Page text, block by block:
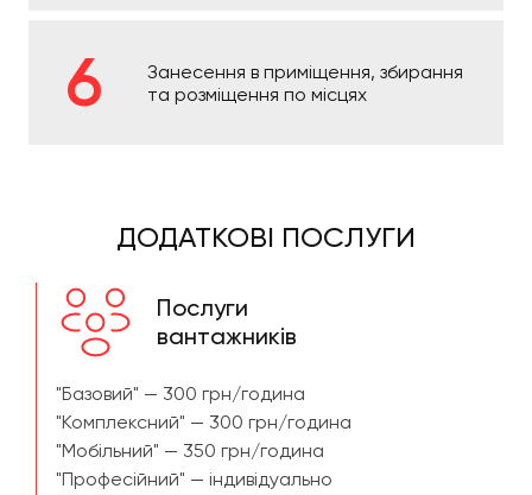
Занесення в приміщення, збирання
та розміщення по місцях
ДОДАТКОВІ ПОСЛУГИ
Послуги
вантажників
"Базовий" — 300 грн/година
"Комплексний" — 300 грн/година
"Мобільний" — 350 грн/година
"Професійний" — індивідуально